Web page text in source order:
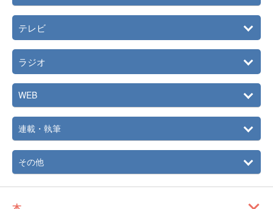
テレビ
ラジオ
WEB
連載・執筆
その他